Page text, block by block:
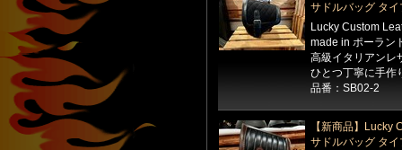
サドルバッグ タ
Lucky Custom
made in ポーラン
高級イタリアンレ
ひとつ丁寧に手作
品番：SB02-2
【新商品】Lucky
サドルバッグ タ